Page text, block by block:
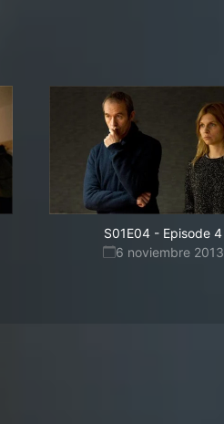
S01E04 - Episode 4
6 noviembre 2013